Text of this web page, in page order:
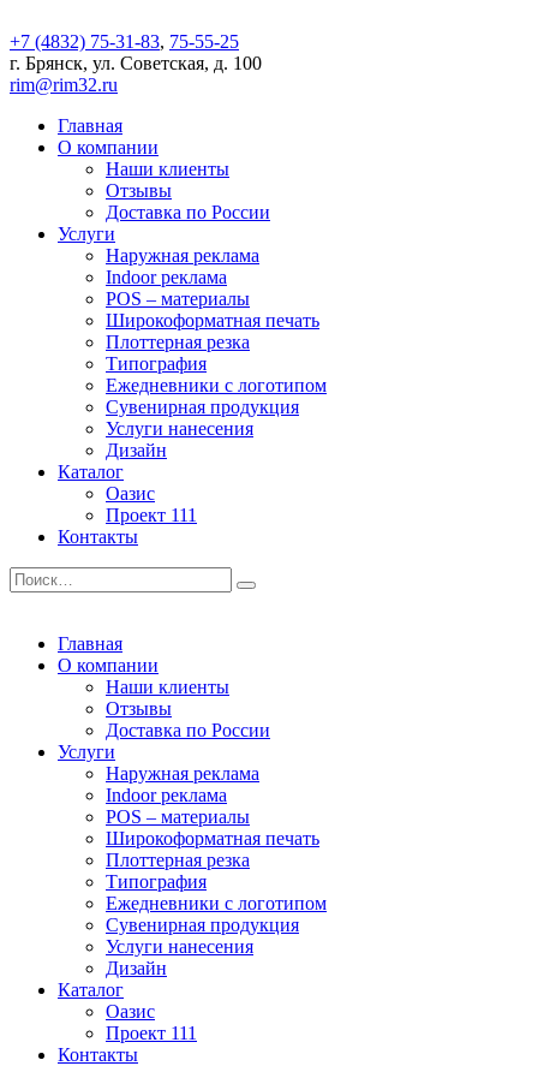
+7 (4832) 75-31-83, 75-55-25
г. Брянск, ул. Советская, д. 100
rim@rim32.ru
Главная
О компании
Наши клиенты
Отзывы
Доставка по России
Услуги
Наружная реклама
Indoor реклама
POS – материалы
Широкоформатная печать
Плоттерная резка
Типография
Ежедневники с логотипом
Сувенирная продукция
Услуги нанесения
Дизайн
Каталог
Оазис
Проект 111
Контакты
Главная
О компании
Наши клиенты
Отзывы
Доставка по России
Услуги
Наружная реклама
Indoor реклама
POS – материалы
Широкоформатная печать
Плоттерная резка
Типография
Ежедневники с логотипом
Сувенирная продукция
Услуги нанесения
Дизайн
Каталог
Оазис
Проект 111
Контакты